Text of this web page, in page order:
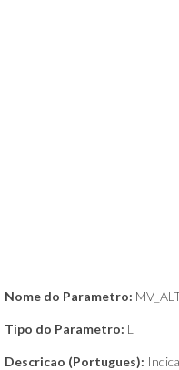
Nome do Parametro:
Tipo do Parametro: L
Descricao (Portugues):